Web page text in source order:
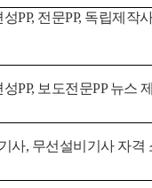
성PP, 전문PP, 독립제작
PP, 보도전문PP 뉴스
사, 무선설비기사 자격